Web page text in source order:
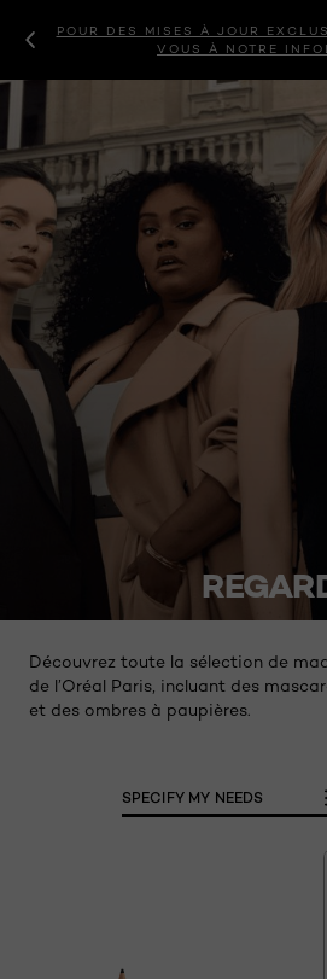
POUR DES MISES À JOUR
VOUS À NOTRE
Découvrez toute la sélection de
de l’Oréal Paris, incluant des
et des ombres à paupières.
SPECIFY MY NEEDS